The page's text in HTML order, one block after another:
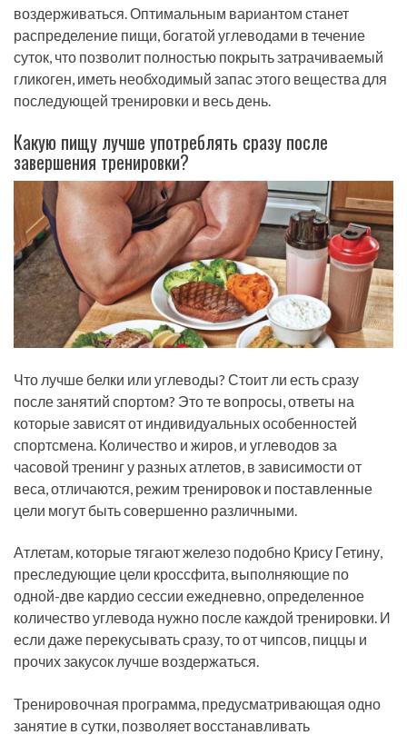
воздерживаться. Оптимальным вариантом станет
распределение пищи, богатой углеводами в течение
суток, что позволит полностью покрыть затрачиваемый
гликоген, иметь необходимый запас этого вещества для
последующей тренировки и весь день.
Какую пищу лучше употреблять сразу после
завершения тренировки?
Что лучше белки или углеводы? Стоит ли есть сразу
после занятий спортом? Это те вопросы, ответы на
которые зависят от индивидуальных особенностей
спортсмена. Количество и жиров, и углеводов за
часовой тренинг у разных атлетов, в зависимости от
веса, отличаются, режим тренировок и поставленные
цели могут быть совершенно различными.
Атлетам, которые тягают железо подобно Крису Гетину,
преследующие цели кроссфита, выполняющие по
одной-две кардио сессии ежедневно, определенное
количество углевода нужно после каждой тренировки. И
если даже перекусывать сразу, то от чипсов, пиццы и
прочих закусок лучше воздержаться.
Тренировочная программа, предусматривающая одно
занятие в сутки, позволяет восстанавливать